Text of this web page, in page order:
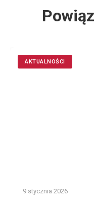
AKTUALNOŚCI
9 stycznia 2026